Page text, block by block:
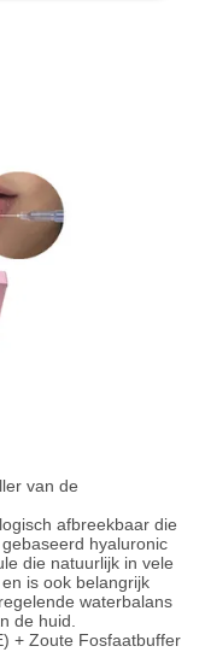
van de
afbreekbaar die
hyaluronic
die natuurlijk in vele
is ook belangrijk
waterbalans
de huid.
+ Zoute Fosfaatbuffer